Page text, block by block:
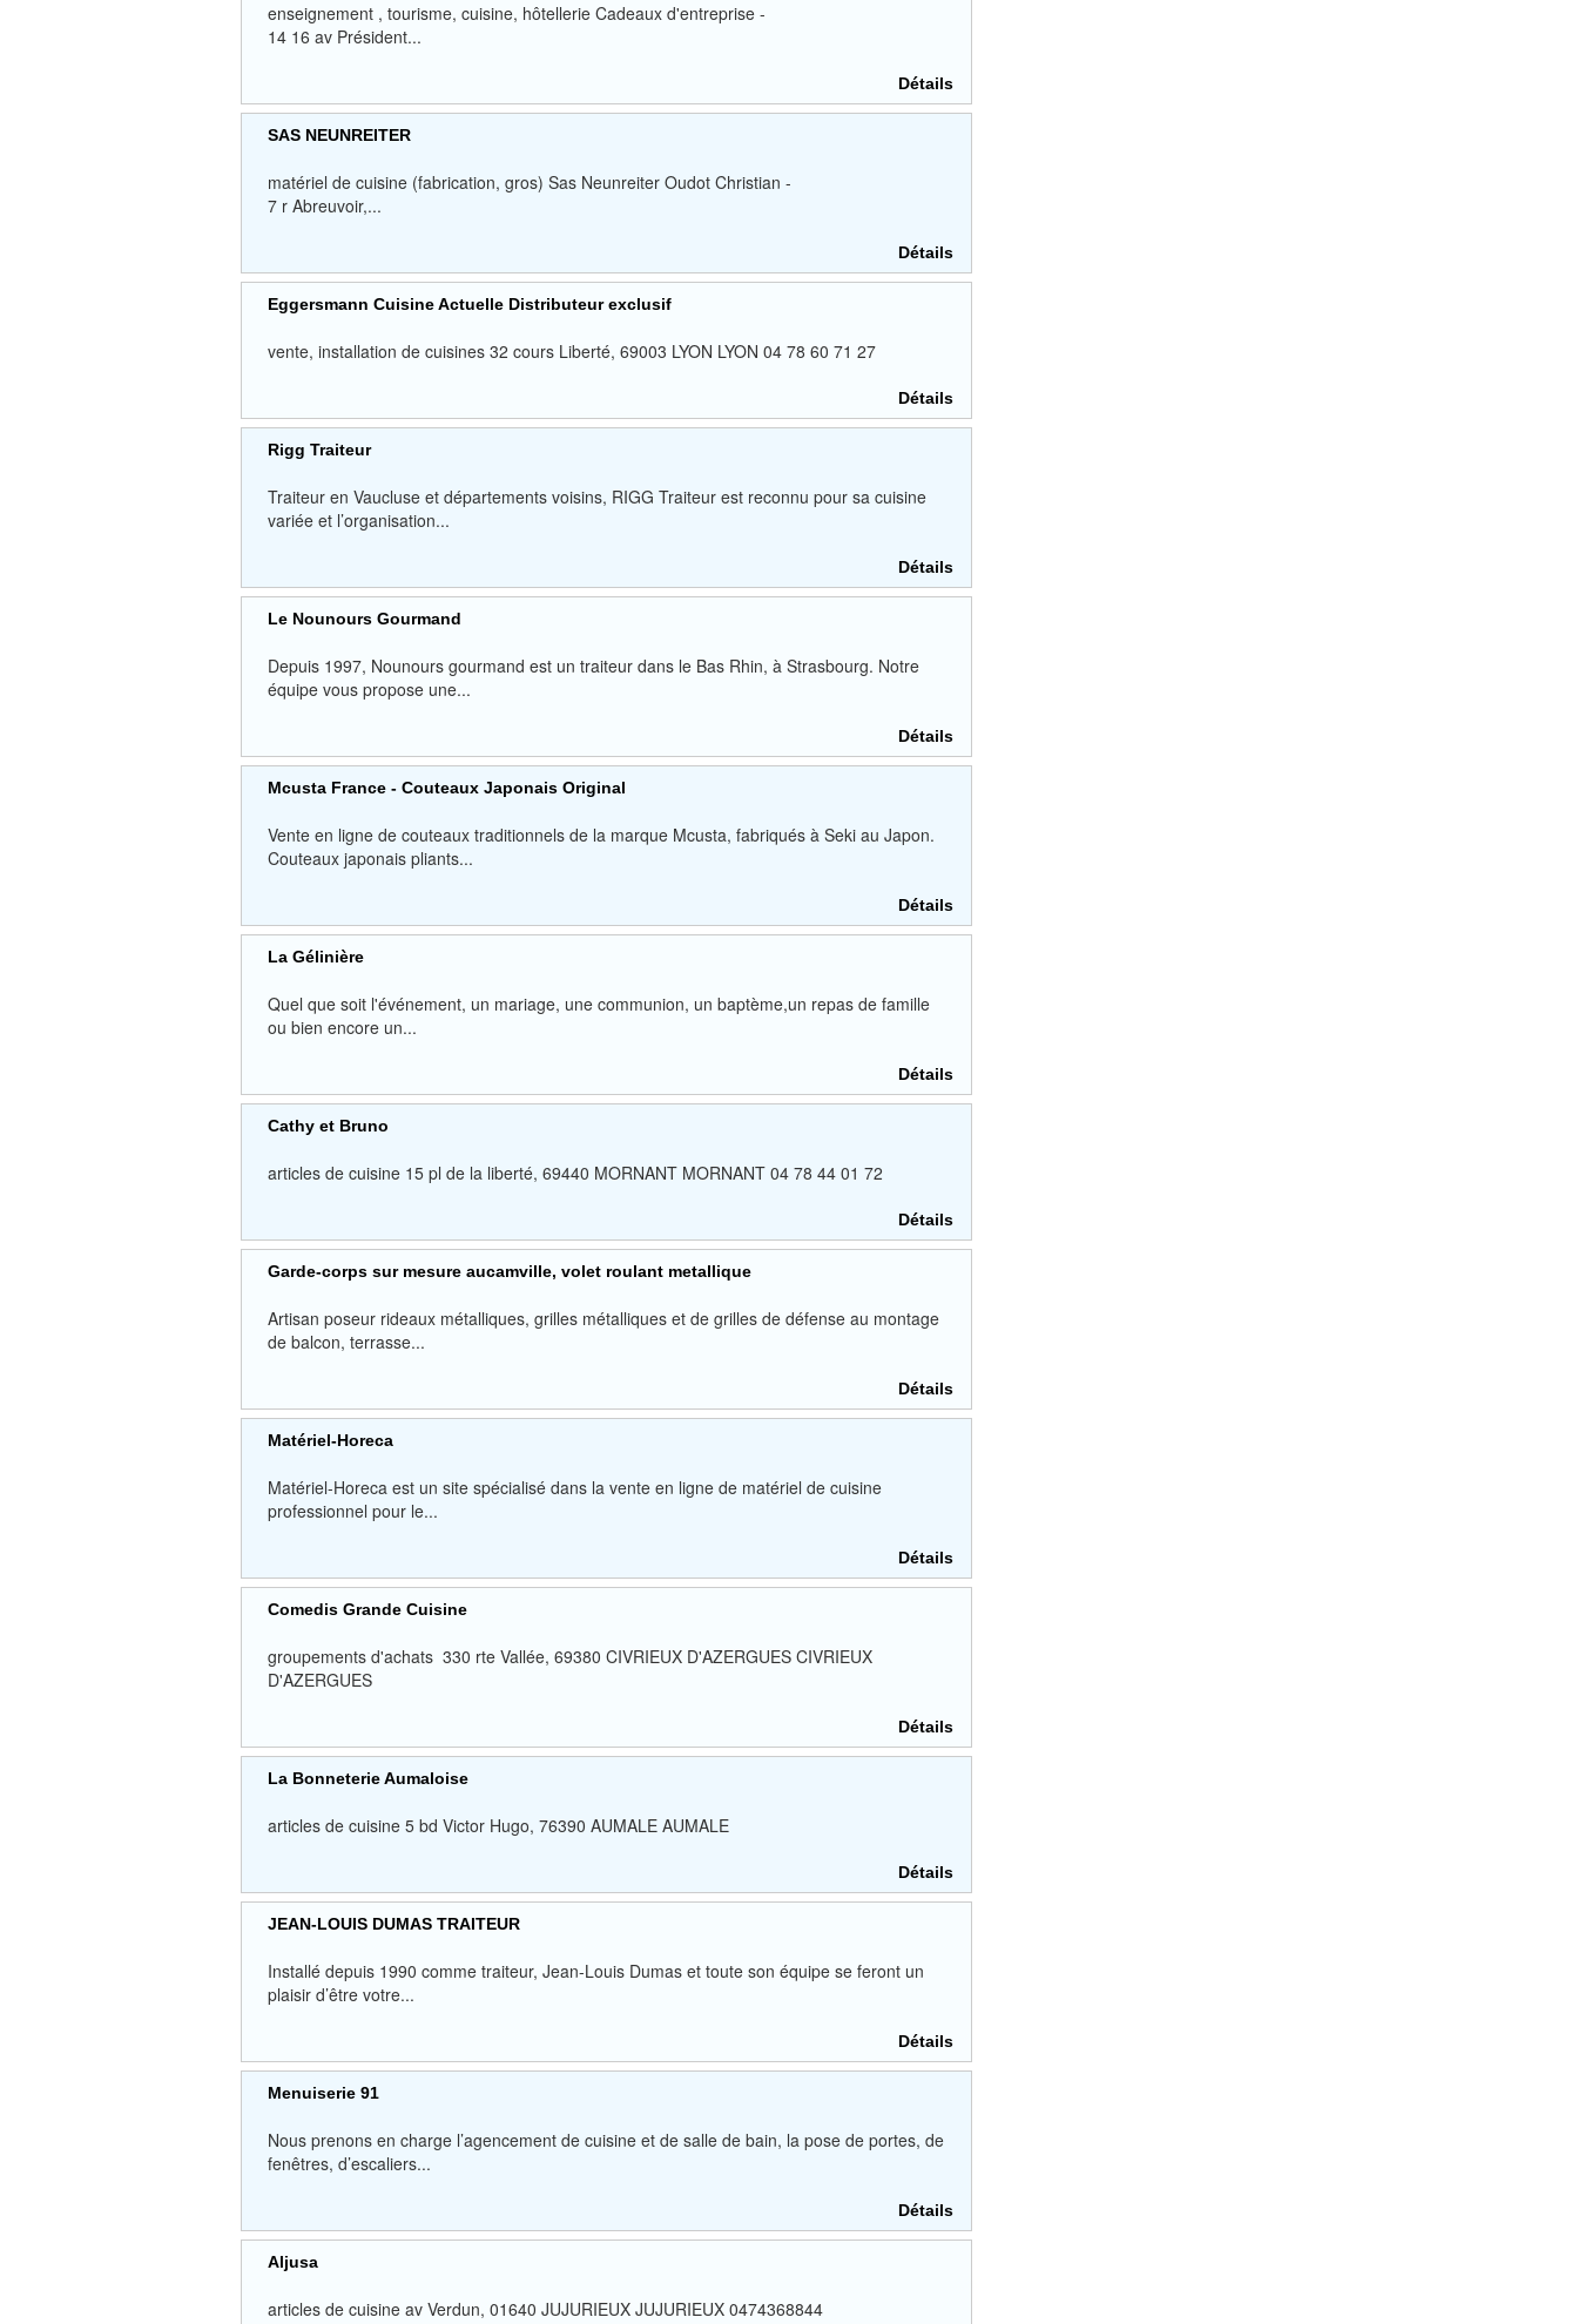
enseignement , tourisme, cuisine, hôtellerie Cadeaux d'entreprise -
14 16 av Président...
Détails
SAS NEUNREITER
matériel de cuisine (fabrication, gros) Sas Neunreiter Oudot Christian -
7 r Abreuvoir,...
Détails
Eggersmann Cuisine Actuelle Distributeur exclusif
vente, installation de cuisines 32 cours Liberté, 69003 LYON LYON 04 78 60 71 27
Détails
Rigg Traiteur
Traiteur en Vaucluse et départements voisins, RIGG Traiteur est reconnu pour sa cuisine
variée et l’organisation...
Détails
Le Nounours Gourmand
Depuis 1997, Nounours gourmand est un traiteur dans le Bas Rhin, à Strasbourg. Notre
équipe vous propose une...
Détails
Mcusta France - Couteaux Japonais Original
Vente en ligne de couteaux traditionnels de la marque Mcusta, fabriqués à Seki au Japon.
Couteaux japonais pliants...
Détails
La Gélinière
Quel que soit l'événement, un mariage, une communion, un baptème,un repas de famille
ou bien encore un...
Détails
Cathy et Bruno
articles de cuisine 15 pl de la liberté, 69440 MORNANT MORNANT 04 78 44 01 72
Détails
Garde-corps sur mesure aucamville, volet roulant metallique
Artisan poseur rideaux métalliques, grilles métalliques et de grilles de défense au montage
de balcon, terrasse...
Détails
Matériel-Horeca
Matériel-Horeca est un site spécialisé dans la vente en ligne de matériel de cuisine
professionnel pour le...
Détails
Comedis Grande Cuisine
groupements d'achats 330 rte Vallée, 69380 CIVRIEUX D'AZERGUES CIVRIEUX
D'AZERGUES
Détails
La Bonneterie Aumaloise
articles de cuisine 5 bd Victor Hugo, 76390 AUMALE AUMALE
Détails
JEAN-LOUIS DUMAS TRAITEUR
Installé depuis 1990 comme traiteur, Jean-Louis Dumas et toute son équipe se feront un
plaisir d’être votre...
Détails
Menuiserie 91
Nous prenons en charge l’agencement de cuisine et de salle de bain, la pose de portes, de
fenêtres, d’escaliers...
Détails
Aljusa
articles de cuisine av Verdun, 01640 JUJURIEUX JUJURIEUX 0474368844